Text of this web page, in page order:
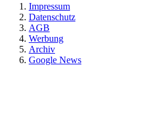
Impressum
Datenschutz
AGB
Werbung
Archiv
Google News